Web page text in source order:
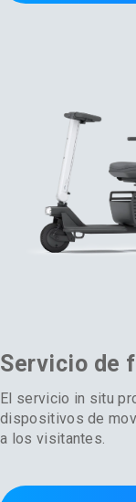
Servicio de
El servicio in situ
dispositivos de
a los visitantes.